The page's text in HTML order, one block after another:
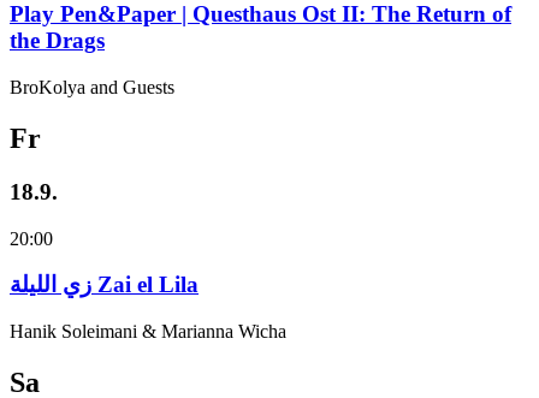
Play Pen&Paper | Questhaus Ost II: The Return of
the Drags
BroKolya and Guests
Fr
18.9.
20:00
زي‌ اللیلة Zai el Lila
Hanik Soleimani & Marianna Wicha
Sa